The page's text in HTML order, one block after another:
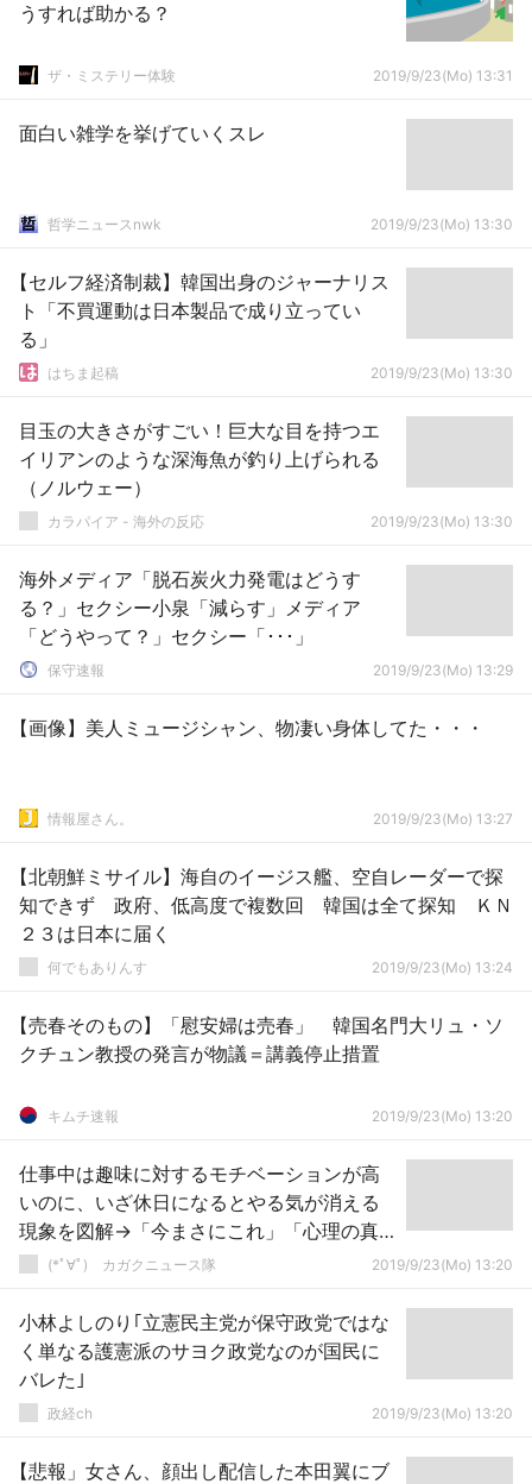
うすれば助かる？
ザ・ミステリー体験 2019/9/23(Mo) 13:31
面白い雑学を挙げていくスレ
哲学ニュースnwk 2019/9/23(Mo) 13:30
【セルフ経済制裁】韓国出身のジャーナリス
ト「不買運動は日本製品で成り立ってい
る」
はちま起稿 2019/9/23(Mo) 13:30
目玉の大きさがすごい！巨大な目を持つエ
イリアンのような深海魚が釣り上げられる
（ノルウェー）
カラパイア - 海外の反応 2019/9/23(Mo) 13:30
海外メディア「脱石炭火力発電はどうす
る？」セクシー小泉「減らす」メディア
「どうやって？」セクシー「･･･」
保守速報 2019/9/23(Mo) 13:29
【画像】美人ミュージシャン、物凄い身体してた・・・
情報屋さん。 2019/9/23(Mo) 13:27
【北朝鮮ミサイル】海自のイージス艦、空自レーダーで探
知できず 政府、低高度で複数回 韓国は全て探知 ＫＮ
２３は日本に届く
何でもありんす 2019/9/23(Mo) 13:24
【売春そのもの】「慰安婦は売春」 韓国名門大リュ・ソ
クチュン教授の発言が物議＝講義停止措置
キムチ速報 2019/9/23(Mo) 13:20
仕事中は趣味に対するモチベーションが高
いのに、いざ休日になるとやる気が消える
現象を図解→「今まさにこれ」「心理の真
理」（画像あり）
(*ﾟ∀ﾟ)ゞカガクニュース隊 2019/9/23(Mo) 13:20
小林よしのり｢立憲民主党が保守政党ではな
く単なる護憲派のサヨク政党なのが国民に
バレた｣
政経ch 2019/9/23(Mo) 13:20
【悲報」女さん、顔出し配信した本田翼にブ